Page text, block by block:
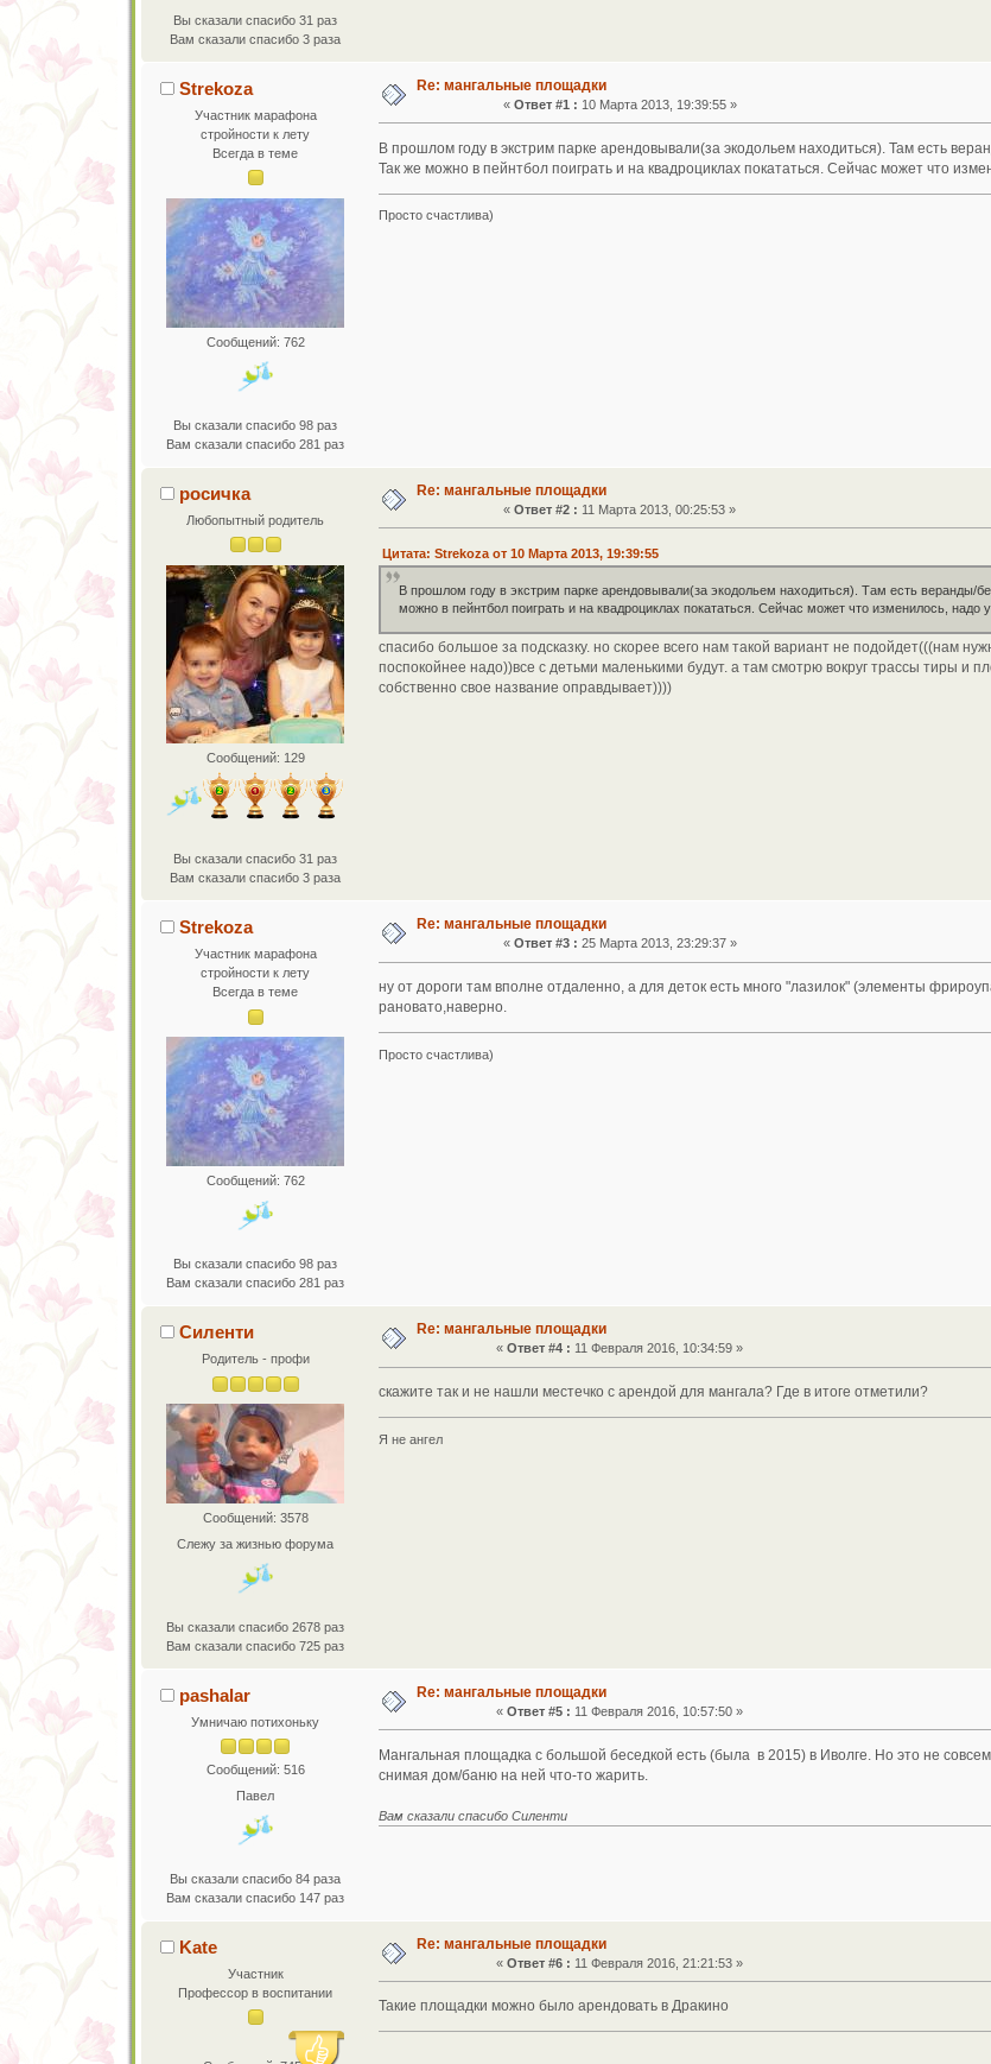
Вы сказали спасибо 31 раз
Вам сказали спасибо 3 раза
Strekoza
Участник марафона
стройности к лету
Всегда в теме
Сообщений: 762
Вы сказали спасибо 98 раз
Вам сказали спасибо 281 раз
Re: мангальные площадки
« Ответ #1 : 10 Марта 2013, 19:39:55 »
В прошлом году в экстрим парке арендовывали(за экодольем находиться). Там есть
Так же можно в пейнтбол поиграть и на квадроциклах покататься. Сейчас может что
Просто счастлива)
росичка
Любопытный родитель
Сообщений: 129
Вы сказали спасибо 31 раз
Вам сказали спасибо 3 раза
Re: мангальные площадки
«Ответ #2 : 11 Марта 2013, 00:25:53 »
Цитата: Strekoza от 10 Марта 2013, 19:39:55
В прошлом году в экстрим парке арендовывали(за экодольем находиться). Там есть веранды/
можно в пейнтбол поиграть и на квадроциклах покататься. Сейчас может что изменилось, надо
спасибо большое за подсказку. но скорее всего нам такой вариант не подойдет(((нам
поспокойнее надо))все с детьми маленькими будут. а там смотрю вокруг трассы тиры и
собственно свое название оправдывает))))
Strekoza
Участник марафона
стройности к лету
Всегда в теме
Сообщений: 762
Вы сказали спасибо 98 раз
Вам сказали спасибо 281 раз
Re: мангальные площадки
« Ответ #3 : 25 Марта 2013, 23:29:37 »
ну от дороги там вполне отдаленно, а для деток есть много "лазилок" (элементы
рановато,наверно.
Просто счастлива)
Силенти
Родитель - профи
Сообщений: 3578
Слежу за жизнью форума
Вы сказали спасибо 2678 раз
Вам сказали спасибо 725 раз
Re: мангальные площадки
«Ответ #4 : 11 Февраля 2016, 10:34:59 »
скажите так и не нашли местечко с арендой для мангала? Где в итоге отметили?
Я не ангел
pashalar
Умничаю потихоньку
Сообщений: 516
Павел
Вы сказали спасибо 84 раза
Вам сказали спасибо 147 раз
Re: мангальные площадки
«Ответ #5 : 11 Февраля 2016, 10:57:50 »
Мангальная площадка с большой беседкой есть (была в 2015) в Иволге. Но это не
снимая дом/баню на ней что-то жарить.
Вам сказали спасибо Силенти
Kate
Участник
Профессор в воспитании
Re: мангальные площадки
«Ответ #6 : 11 Февраля 2016, 21:21:53 »
Такие площадки можно было арендовать в Дракино